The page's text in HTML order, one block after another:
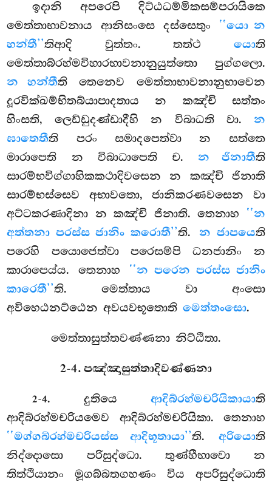
ඉදානි අපරෙපි දිට්ඨධම්මිකසම්පරායිකෙ
මෙත්තාභාවනාය ආනිසංසෙ දස්සෙතුං ‘‘යො න
හන්තී’’තිආදි වුත්තං. තත්ථ යොති
මෙත්තාබ්රහ්මවිහාරභාවනානුයුත්තො පුග්ගලො.
න හන්තීති තෙනෙව මෙත්තාභාවනානුභාවෙන
දූරවික්ඛම්භිතබ්යාපාදතාය න කඤ්චි සත්තං
හිංසති, ලෙඩ්ඩුදණ්ඩාදීහි න විබාධති වා. න
ඝාතෙතීති පරං සමාදපෙත්වා න සත්තෙ
මාරාපෙති න විබාධාපෙති ච.න ජිනාතීති
සාරම්භවිග්ගාහිකකථාදිවසෙන න කඤ්චි ජිනාති
සාරම්භස්සෙව අභාවතො, ජානිකරණවසෙන වා
අට්ටකරණාදිනා න කඤ්චි ජිනාති. තෙනාහ ‘‘න
අත්තනා පරස්ස ජානිං කරොතී’’ති.න ජාපයෙති
පරෙහි පයොජෙත්වා පරෙසම්පි ධනජානිං න
කාරාපෙය්ය. තෙනාහ ‘‘න පරෙන පරස්ස ජානිං
කාරෙතී’’ති. මෙත්තාය වා අංසො
අවිහෙඨනට්ඨෙන අවයවභූතොතිමෙත්තංසො.
මෙත්තාසුත්තවණ්ණනා නිට්ඨිතා.
2-4. පඤ්ඤාසුත්තාදිවණ්ණනා
2-4. දුතියෙ ආදිබ්රහ්මචරියිකායාති
ආදිබ්රහ්මචරියමෙව ආදිබ්රහ්මචරියිකා. තෙනාහ
‘‘මග්ගබ්රහ්මචරියස්ස ආදිභූතායා’’ති. අරියොති
නිද්දොසො පරිසුද්ධො. තුණ්හීභාවො න
තිත්ථියානං මූගබ්බතගහණං විය අපරිසුද්ධොති